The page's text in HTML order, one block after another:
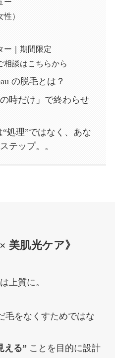
ー
）
ー｜期間限定
相談はこちらから
の脱毛とは？
時だけ」で終わらせ
“処理”ではなく、あな
テップ。。
美肌光ケア》
上質に。
毛をなくすためではな
える” ことを目的に設計